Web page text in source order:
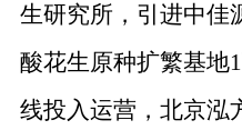
生研究所，引进中佳
酸花生原种扩繁基地1
线投入运营，北京泓